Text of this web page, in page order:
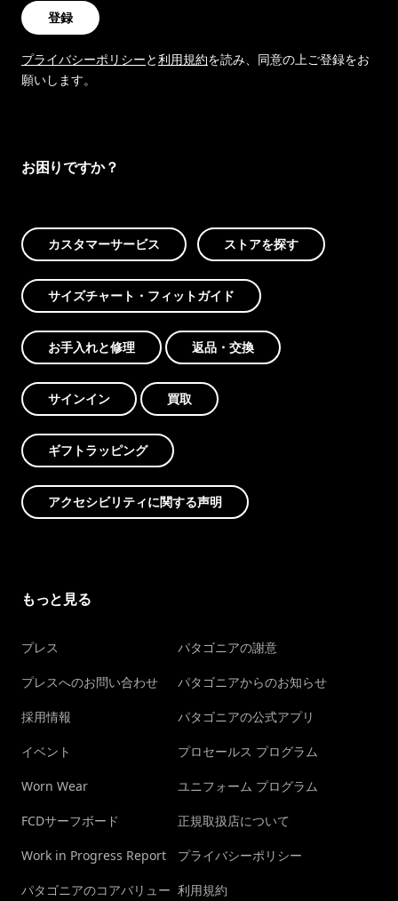
登録
プライバシーポリシーと利用規約を読み、同意の上ご登録をお
願いします。
お困りですか？
カスタマーサービス ストアを探す
サイズチャート・フィットガイド
お手入れと修理 返品・交換
サインイン 買取
ギフトラッピング
アクセシビリティに関する声明
もっと見る
プレス
プレスへのお問い合わせ
採用情報
イベント
Worn Wear
FCDサーフボード
Work in Progress Report
パタゴニアのコアバリュー
パタゴニアの謝意
パタゴニアからのお知らせ
パタゴニアの公式アプリ
プロセールス プログラム
ユニフォーム プログラム
正規取扱店について
プライバシーポリシー
利用規約